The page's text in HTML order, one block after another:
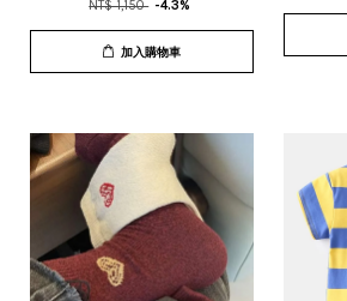
NT$ 1,150 -4.3%
加入購物車